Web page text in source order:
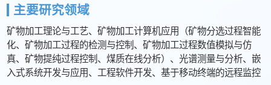
主要研究领域
矿物加工理论与工艺、矿物加工计算机应用（矿物分选过程智能
化、矿物加工过程的检测与控制、矿物加工过程数值模拟与仿
真、矿物提纯过程控制、煤质在线分析）、光谱测量与分析、嵌
入式系统开发与应用、工程软件开发、基于移动终端的远程监控